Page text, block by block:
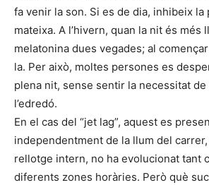
fa venir la son. Si es de dia, inhibeix la
mateixa. A l’hivern, quan la nit és més
melatonina dues vegades; al
la. Per això, moltes persones es
plena nit, sense sentir la necessitat
l’edredó.
En el cas del “jet lag”, aquest es
independentment de la llum del
rellotge intern, no ha evolucionat tant
diferents zones horàries. Però què